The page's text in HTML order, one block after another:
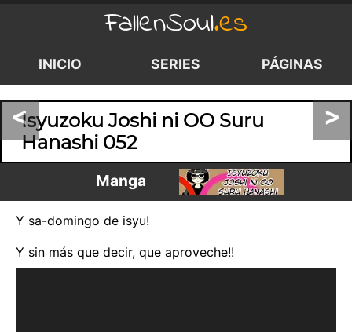
FallenSoul.es
INICIO SERIES PÁGINAS
< >
Isyuzoku Joshi ni OO Suru
Hanashi 052
Manga
Y sa-domingo de isyu!
Y sin más que decir, que aproveche!!